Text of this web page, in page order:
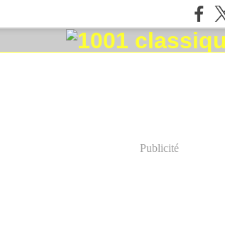
Publicité